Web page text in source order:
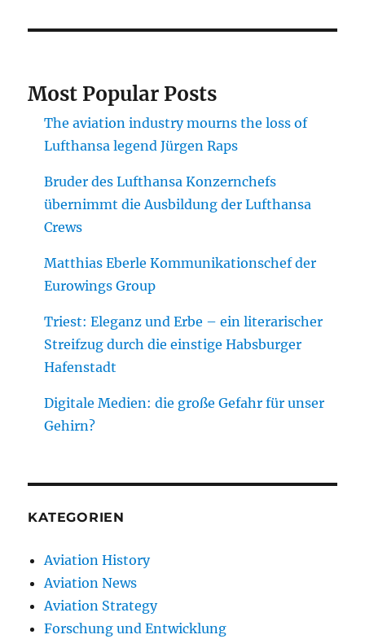
Most Popular Posts
The aviation industry mourns the loss of
Lufthansa legend Jürgen Raps
Bruder des Lufthansa Konzernchefs
übernimmt die Ausbildung der Lufthansa
Crews
Matthias Eberle Kommunikationschef der
Eurowings Group
Triest: Eleganz und Erbe – ein literarischer
Streifzug durch die einstige Habsburger
Hafenstadt
Digitale Medien: die große Gefahr für unser
Gehirn?
KATEGORIEN
Aviation History
Aviation News
Aviation Strategy
Forschung und Entwicklung